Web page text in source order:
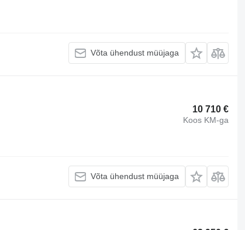
Võta ühendust müüjaga
10 710 €
Koos KM-ga
Võta ühendust müüjaga